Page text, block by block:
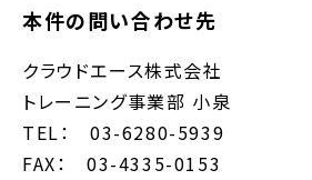
本件の問い合わせ先
クラウドエース株式会社
トレーニング事業部 小泉
TEL： 03-6280-5939
FAX： 03-4335-0153